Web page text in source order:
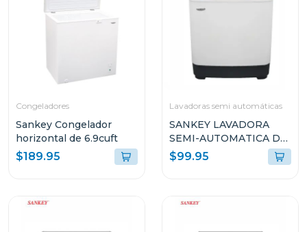
Congeladores
Sankey Congelador
horizontal de 6.9cuft
$189.95
Lavadoras semi automáticas
SANKEY LAVADORA
SEMI-AUTOMATICA DE
7KG (APROX) WM7073
$99.95